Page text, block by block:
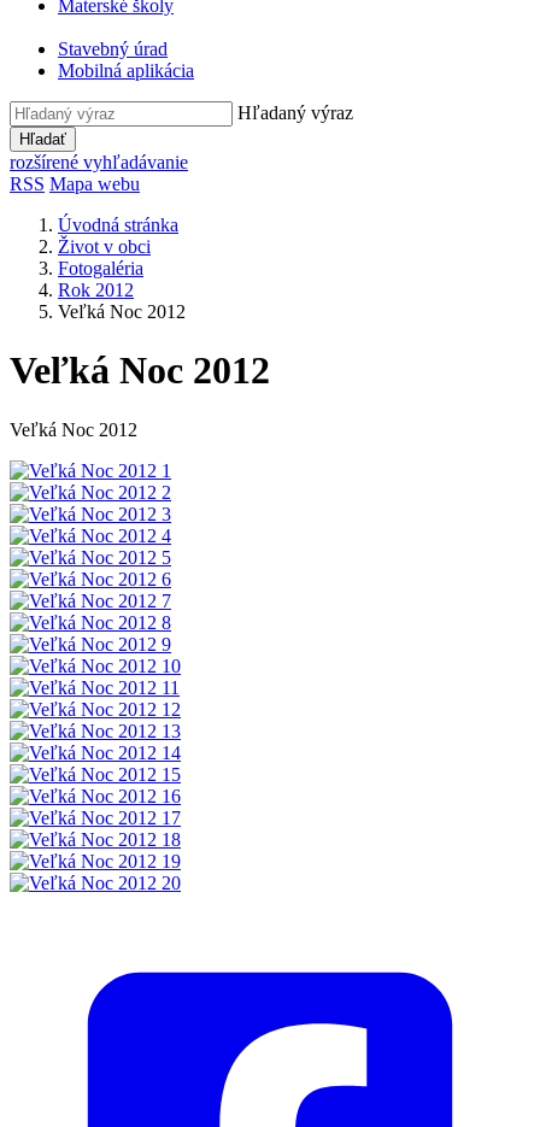
Materské školy
Stavebný úrad
Mobilná aplikácia
Hľadaný výraz
Hľadať
rozšírené vyhľadávanie
RSS Mapa webu
Úvodná stránka
Život v obci
Fotogaléria
Rok 2012
Veľká Noc 2012
Veľká Noc 2012
Veľká Noc 2012